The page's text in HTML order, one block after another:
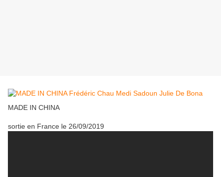
MADE IN CHINA
sortie en France le 26/09/2019